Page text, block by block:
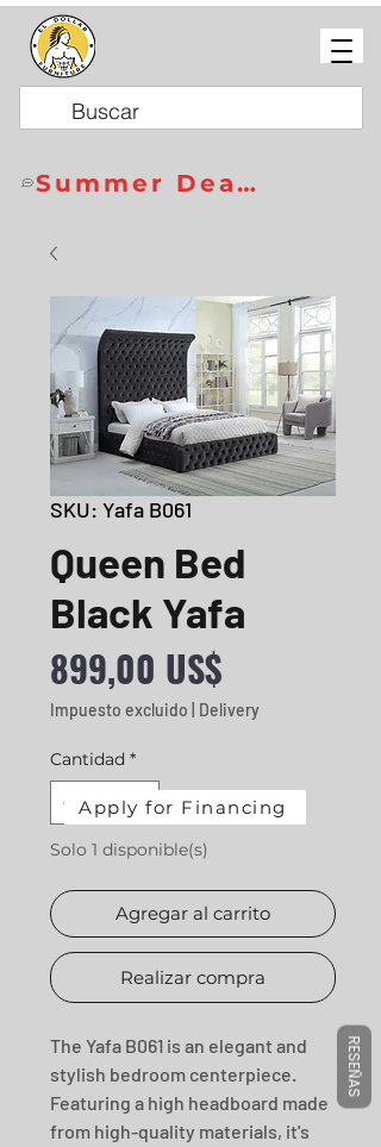
Summer Deals
SKU: Yafa B061
Queen Bed
Black Yafa
899,00 US$
Impuesto excluido Delivery
Cantidad *
Solo 1 disponible(s)
Agregar al carrito
Realizar compra
The Yafa B061 is an elegant and
stylish bedroom centerpiece.
Featuring a high headboard made
from high-quality materials, it's
Apply for Financing
RESEÑAS